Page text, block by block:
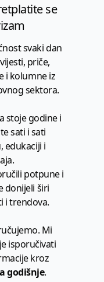
se
svaki dan
priče,
i kolumne iz
sektora.
stoje godine i
sati i sati
edukaciji i
potpune i
donijeli širi
i trendova.
Mi
isporučivati
kroz
godišnje.